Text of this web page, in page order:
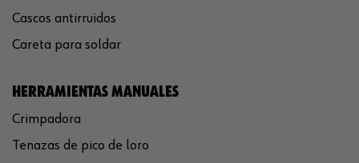
Cascos antirruidos
Careta para soldar
HERRAMIENTAS MANUALES
Crimpadora
Tenazas de pico de loro